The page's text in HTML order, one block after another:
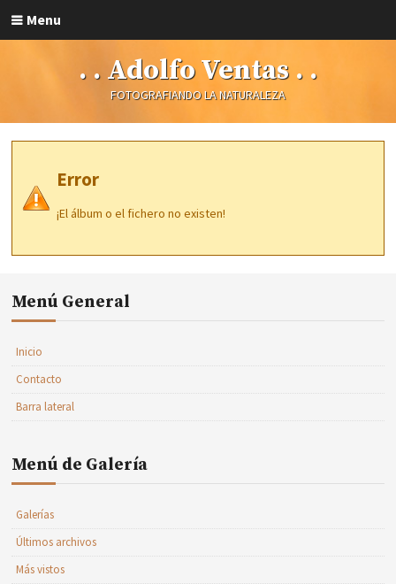
Menu
. . Adolfo Ventas . .
FOTOGRAFIANDO LA NATURALEZA
Error
¡El álbum o el fichero no existen!
Menú General
Inicio
Contacto
Barra lateral
Menú de Galería
Galerías
Últimos archivos
Más vistos